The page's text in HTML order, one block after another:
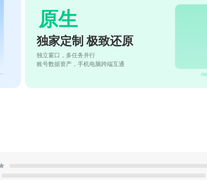
原生
独家定制 极致还原
独立窗口，多任务并行
账号数据资产，手机电脑跨端互通